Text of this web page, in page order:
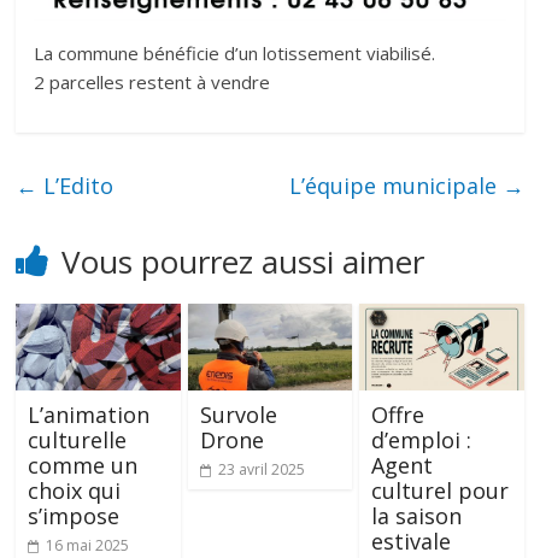
La commune bénéficie d’un lotissement viabilisé.
2 parcelles restent à vendre
← L’Edito L’équipe municipale →
Vous pourrez aussi aimer
L’animation
culturelle
comme un
choix qui
s’impose
16 mai 2025
Survole
Drone
23 avril 2025
Offre
d’emploi :
Agent
culturel pour
la saison
estivale